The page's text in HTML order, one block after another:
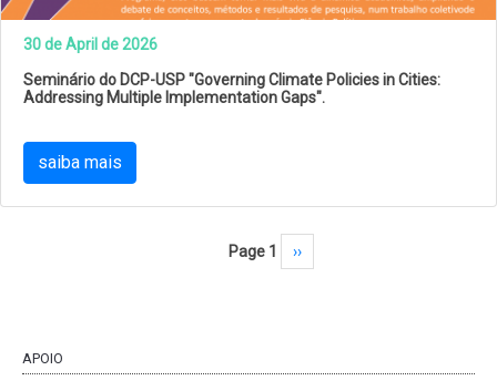
30 de April de 2026
Seminário do DCP-USP "Governing Climate Policies in Cities:
Addressing Multiple Implementation Gaps".
saiba mais
Page 1 Next page
››
APOIO